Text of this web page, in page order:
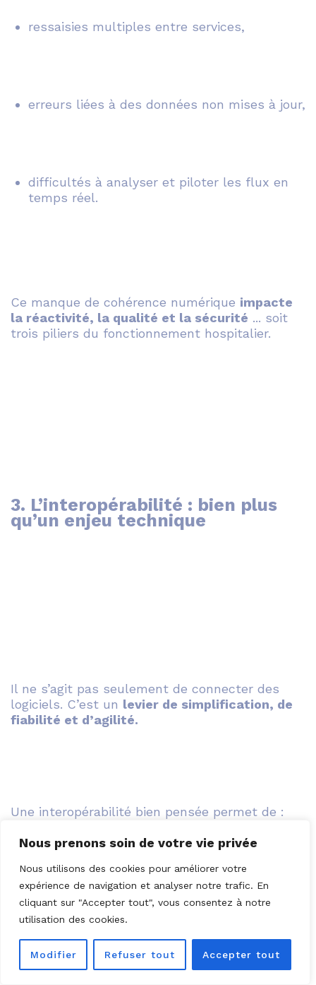
Nous prenons soin de votre vie privée
Nous utilisons des cookies pour améliorer votre
expérience de navigation et analyser notre trafic. En
cliquant sur "Accepter tout", vous consentez à notre
utilisation des cookies.
Modifier Refuser tout Accepter tout
ressaisies multiples entre services,
erreurs liées à des données non mises à jour,
difficultés à analyser et piloter les flux en
temps réel.
Ce manque de cohérence numérique impacte
la réactivité, la qualité et la sécurité ... soit
trois piliers du fonctionnement hospitalier.
3. L’interopérabilité : bien plus
qu’un enjeu technique
Il ne s’agit pas seulement de connecter des
logiciels. C’est un levier de simplification, de
fiabilité et d’agilité.
Une interopérabilité bien pensée permet de :